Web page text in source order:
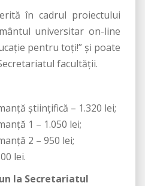
în cadrul proiectului
universitar on-line
pentru toți!” și poate
facultății.
științifică – 1.320 lei;
1 – 1.050 lei;
2 – 950 lei;
lei.
la Secretariatul